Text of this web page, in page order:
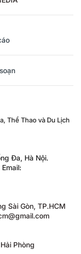
Thể Thao và Du Lịch
Đa, Hà Nội.
Sài Gòn, TP.HCM
Phòng